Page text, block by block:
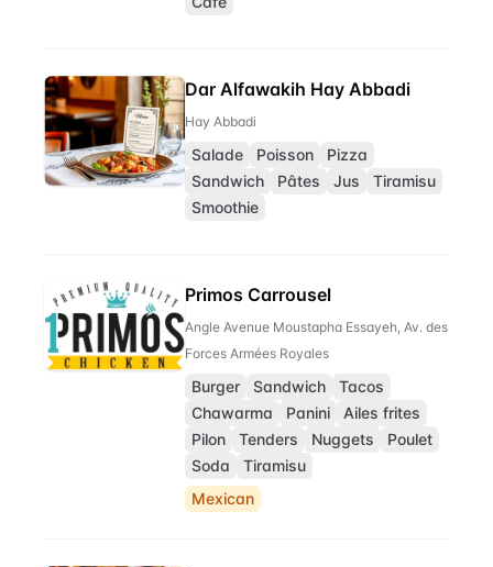
Dar Alfawakih Hay Abbadi
Hay Abbadi
Salade Poisson
Pizza
Sandwich
Pâtes Jus
Tiramisu
Smoothie
Primos Carrousel
Angle Avenue Moustapha Essayeh, Av. des
Forces Armées Royales
Burger Sandwich
Tacos
Chawarma
Panini
Ailes frites
Pilon
Tenders Nuggets
Poulet
Soda
Tiramisu
Mexican